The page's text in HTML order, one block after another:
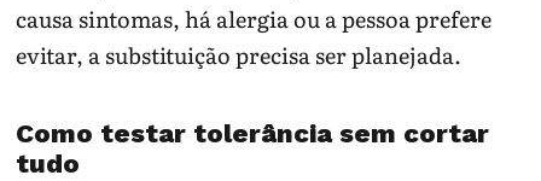
causa sintomas, há alergia ou a pessoa prefere
evitar, a substituição precisa ser planejada.
Como testar tolerância sem cortar
tudo